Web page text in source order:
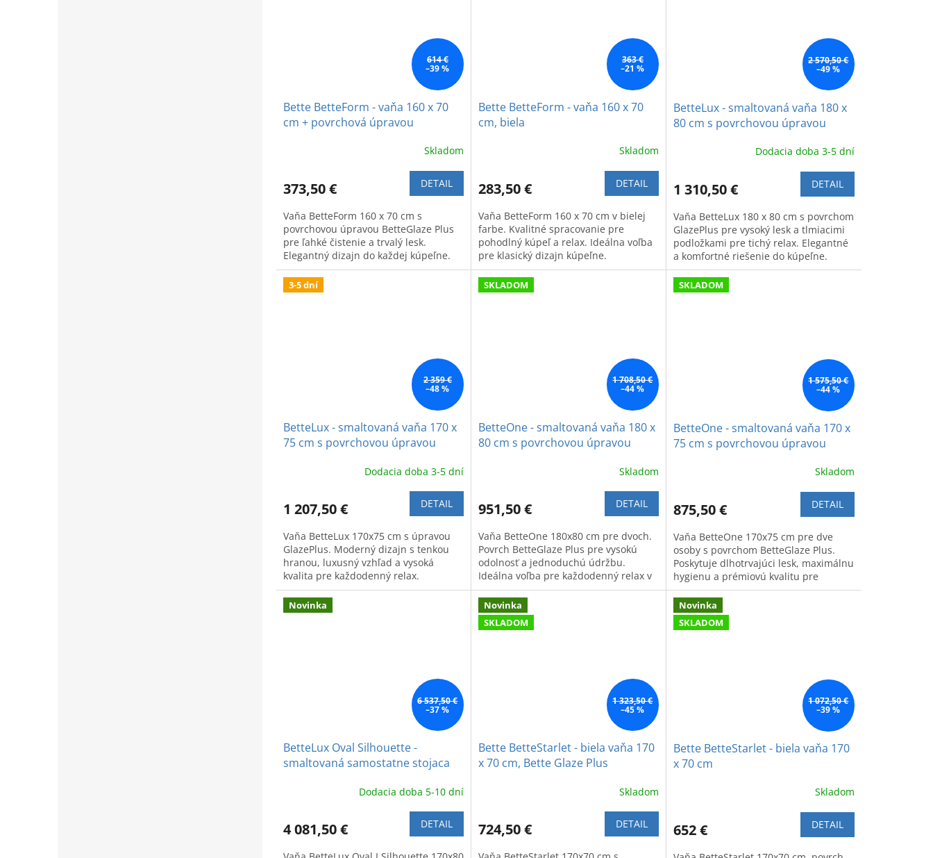
614 €
–39 %
Bette BetteForm - vaňa 160 x 70
cm + povrchová úpravou
Skladom
373,50 € DETAIL
Vaňa BetteForm 160 x 70 cm s
povrchovou úpravou BetteGlaze Plus
pre ľahké čistenie a trvalý lesk.
Elegantný dizajn do každej kúpeľne.
363 €
–21 %
Bette BetteForm - vaňa 160 x 70
cm, biela
Skladom
283,50 € DETAIL
Vaňa BetteForm 160 x 70 cm v bielej
farbe. Kvalitné spracovanie pre
pohodlný kúpeľ a relax. Ideálna voľba
pre klasický dizajn kúpeľne.
2 570,50 €
–49 %
BetteLux - smaltovaná vaňa 180 x
80 cm s povrchovou úpravou
Dodacia doba 3-5 dní
1 310,50 € DETAIL
Vaňa BetteLux 180 x 80 cm s povrchom
GlazePlus pre vysoký lesk a tlmiacimi
podložkami pre tichý relax. Elegantné
a komfortné riešenie do kúpeľne.
3-5 dní
2 359 €
–48 %
BetteLux - smaltovaná vaňa 170 x
75 cm s povrchovou úpravou
Dodacia doba 3-5 dní
1 207,50 € DETAIL
Vaňa BetteLux 170x75 cm s úpravou
GlazePlus. Moderný dizajn s tenkou
hranou, luxusný vzhľad a vysoká
kvalita pre každodenný relax.
SKLADOM
1 708,50 €
–44 %
BetteOne - smaltovaná vaňa 180 x
80 cm s povrchovou úpravou
Skladom
951,50 € DETAIL
Vaňa BetteOne 180x80 cm pre dvoch.
Povrch BetteGlaze Plus pre vysokú
odolnosť a jednoduchú údržbu.
Ideálna voľba pre každodenný relax v
kúpeľni.
SKLADOM
1 575,50 €
–44 %
BetteOne - smaltovaná vaňa 170 x
75 cm s povrchovou úpravou
Skladom
875,50 € DETAIL
Vaňa BetteOne 170x75 cm pre dve
osoby s povrchom BetteGlaze Plus.
Poskytuje dlhotrvajúci lesk, maximálnu
hygienu a prémiovú kvalitu pre
každodenný relax.
Novinka
6 537,50 €
–37 %
BetteLux Oval Silhouette -
smaltovaná samostatne stojaca
Dodacia doba 5-10 dní
4 081,50 € DETAIL
Novinka
SKLADOM
1 323,50 €
–45 %
Bette BetteStarlet - biela vaňa 170
x 70 cm, Bette Glaze Plus
Skladom
724,50 € DETAIL
Novinka
SKLADOM
1 072,50 €
–39 %
Bette BetteStarlet - biela vaňa 170
x 70 cm
Skladom
652 € DETAIL